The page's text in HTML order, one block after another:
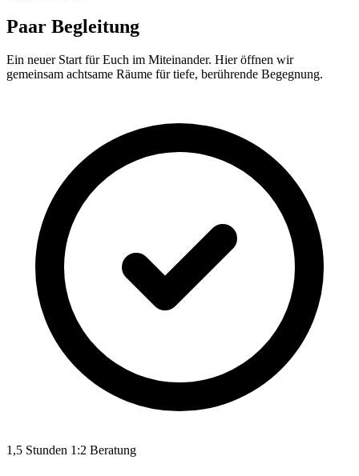
Paar Begleitung
Ein neuer Start für Euch im Miteinander. Hier öffnen wir
gemeinsam achtsame Räume für tiefe, berührende Begegnung.
1,5 Stunden 1:2 Beratung